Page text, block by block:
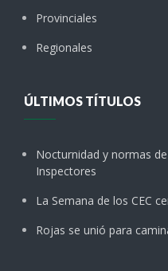
Provinciales
Regionales
ÚLTIMOS TÍTULOS
Nocturnidad y normas
Inspectores
La Semana de los CEC
Rojas se unió para